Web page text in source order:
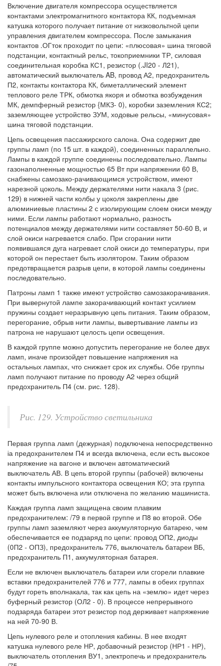
Включение двигателя компрессора осуществляется
контактами электромагнитного контактора КК, подъемная
катушка которого получает питание от низковольтной цепи
управления двигателем компрессора. После замыкания
контактов .ОГток проходит по цепи: «плюсовая» шина тяговой
подстанции, контактный рельс, токоприемники ТР, силовая
соединительная коробка КС1, резистор (.JI20 - Л21),
автоматический выключатель AB, провод А2, предохранитель
П2, контакты контактора КК, биметаллический элемент
теплового реле ТРК, обмотка якоря и обмотка возбуждения
МК, демпферный резистор {МКЗ- 0), коробки заземления КС2;
заземляющее устройство ЗУМ, ходовые рельсы, «минусовая»
шина тяговой подстанции.
Цепь освещения пассажирского салона. Она содержит две
группы ламп (по 15 шт. в каждой), соединенных параллельно.
Лампы в каждой группе соединены последовательно. Лампы
газонаполненные мощностью 65 Вт при напряжении 60 В,
снабжены самозако-рачивающимся устройством, имеют
нарезной цоколь. Между держателями нити накала 3 (рис.
129) в нижней части колбы у цоколя закреплены две
алюминиевые пластины 2 с изолирующим слоем окиси между
ними. Если лампы работают нормально, разность
потенциалов между держателями нити составляет 50-60 В, и
слой окиси нагревается слабо. При сгорании нити
появившаяся дуга нагревает слой окиси до температуры, при
которой он перестает быть изолятором. Таким образом
предотвращается разрыв цепи, в которой лампы соединены
последовательно.
Патроны ламп 1 также имеют устройство самозакорачивания.
При вывернутой лампе закорачивающий контакт усилием
пружины создает неразрывную цепь питания. Таким образом,
перегорание, обрыв нити лампы, вывертывание лампы из
патрона не нарушают целость цепи освещения.
В каждой группе можно допустить перегорание не более двух
ламп, иначе произойдет повышение напряжения на
остальных лампах, что снижает срок их службы. Обе группы
ламп получают питание по проводу А2 через общий
предохранитель П4 (см. рис. 128).
Рис. 129. Устройство светильника
Первая группа ламп (дежурная) подключена непосредственно
іа предохранителем П4 и всегда включена, если есть высокое
напряжение на вагоне и включен автоматический
выключатель АВ. В цепь второй группы (рабочей) включены
контакты импульсного контактора освещения КО; эта группа
может быть включена или отключена по желанию машиниста.
Каждая группа ламп защищена своим плавким
предохранителем: /79 в первой группе и П8 во второй. Обе
группы ламп заземляют через аккумуляторную батарею, чем
обеспечивается ее подзаряд по цепи: провод ОП2, диоды
(0П2 - ОПЗ), предохранитель 776, выключатель батареи ВБ,
предохранитель П1, аккумуляторная батарея.
Если не включен выключатель батареи или сгорели плавкие
вставки предохранителей 776 и 777, лампы в обеих группах
будут гореть вполнакала, так как цепь на «землю» идет через
буферный резистор (ОЛ2 - 0). В процессе непрерывного
подзаряда батареи этот резистор под держивает напряжение
на ней 70-90 В.
Цепь нулевого реле и отопления кабины. В нее входят
катушка нулевого реле НР, добавочный резистор (НР1 - НР),
выключатель отопления ВУ1, электропечь и предохранитель